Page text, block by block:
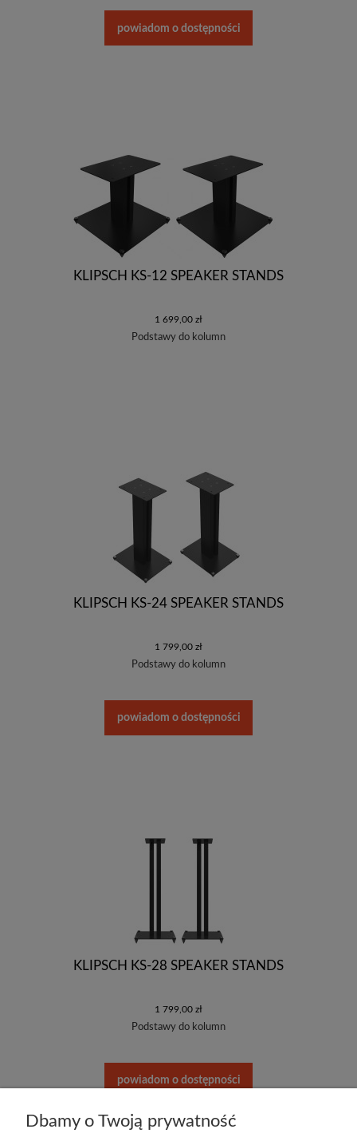
powiadom o dostępności
KLIPSCH KS-12 SPEAKER STANDS
1 699,00 zł
Podstawy do kolumn
KLIPSCH KS-24 SPEAKER STANDS
1 799,00 zł
Podstawy do kolumn
powiadom o dostępności
KLIPSCH KS-28 SPEAKER STANDS
1 799,00 zł
Podstawy do kolumn
powiadom o dostępności
Dbamy o Twoją prywatność